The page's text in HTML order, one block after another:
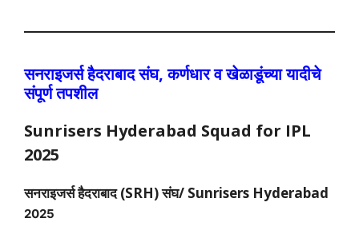
सनराइजर्स हैदराबाद संघ, कर्णधार व खेळाडूंच्या यादीचे
संपूर्ण तपशील
Sunrisers Hyderabad Squad for IPL
2025
सनराइजर्स हैदराबाद (SRH) संघ/ Sunrisers Hyderabad
2025